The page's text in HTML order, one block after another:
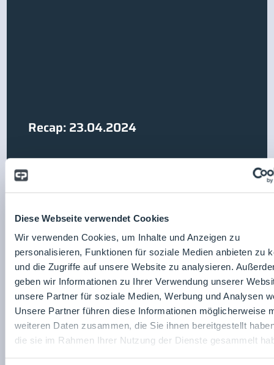
Diese Webseite verwendet Cookies
Wir verwenden Cookies, um Inhalte und Anzeigen zu
personalisieren, Funktionen für soziale Medien anbieten zu
und die Zugriffe auf unsere Website zu analysieren.
geben wir Informationen zu Ihrer Verwendung unserer
unsere Partner für soziale Medien, Werbung und Analysen
Unsere Partner führen diese Informationen möglicherweise
weiteren Daten zusammen, die Sie ihnen bereitgestellt
die sie im Rahmen Ihrer Nutzung der Dienste gesammelt
Recap: 23.04.2024